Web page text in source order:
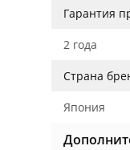
Гарантия
2 года
Страна
Япония